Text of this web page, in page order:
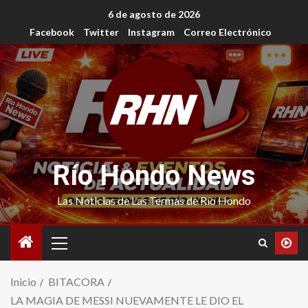
6 de agosto de 2026
Facebook
Twitter Instagram Correo Electrónico
Río Hondo News
Las Noticias de Las Termas de Río Hondo
Inicio
BITACORA
LA MAGIA DE MESSI NUEVAMENTE LE DIO EL